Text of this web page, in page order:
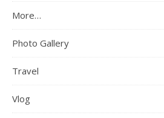
More…
Photo Gallery
Travel
Vlog